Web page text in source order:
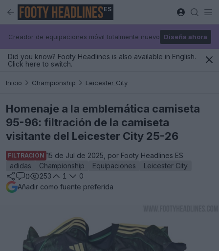
ES
Creador de equipaciones móvil totalmente nuevo Diseña ahora
Did you know? Footy Headlines is also available in English.
Click here to switch.
Inicio Championship Leicester City
Homenaje a la emblemática camiseta
95-96: filtración de la camiseta
visitante del Leicester City 25-26
FILTRACIÓN 15 de Jul de 2025, por Footy Headlines ES
adidas
Championship Equipaciones
Leicester City
0
253 1
0
Añadir como fuente preferida